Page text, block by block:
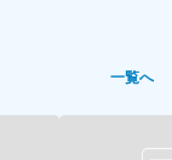
一覧へ